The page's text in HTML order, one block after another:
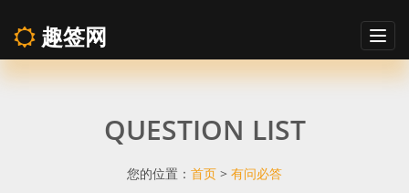
趣
趣签网
QUESTION LIST
您的位置： 首页 > 有问必答